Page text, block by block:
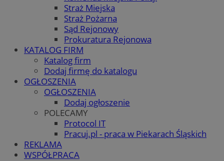
Straż Miejska
Straż Pożarna
Sąd Rejonowy
Prokuratura Rejonowa
KATALOG FIRM
Katalog firm
Dodaj firmę do katalogu
OGŁOSZENIA
OGŁOSZENIA
Dodaj ogłoszenie
POLECAMY
Protocol IT
Pracuj.pl - praca w Piekarach Śląskich
REKLAMA
WSPÓŁPRACA